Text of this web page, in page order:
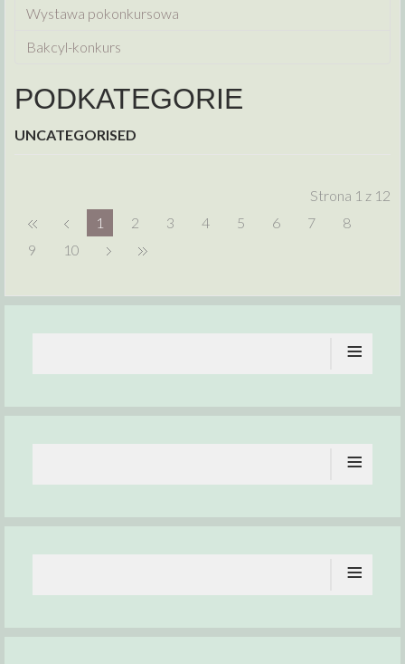
Wystawa pokonkursowa
Bakcyl-konkurs
PODKATEGORIE
UNCATEGORISED
Strona 1 z 12
1
2 3 4 5 6 7
8
9
10
≡
≡
≡